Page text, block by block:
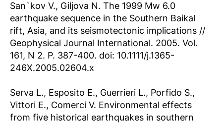
San`kov V., Giljova N. The 1999 Mw 6.0
earthquake sequence in the Southern Baikal
rift, Asia, and its seismotectonic implications //
Geophysical Journal International. 2005. Vol.
161, N 2. P. 387-400. doi: 10.1111/j.1365-
246X.2005.02604.x
Serva L., Esposito E., Guerrieri L., Porfido S.,
Vittori E., Comerci V. Environmental effects
from five historical earthquakes in southern